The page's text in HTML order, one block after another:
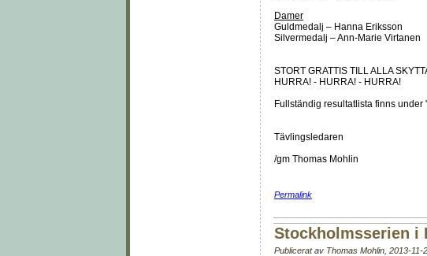
Damer
Guldmedalj – Hanna Eriksson
Silvermedalj – Ann-Marie Virtanen
STORT GRATTIS TILL ALLA
HURRA! - HURRA! - HURRA!
Fullständig resultatlista finns
Tävlingsledaren
/gm Thomas Mohlin
Permalink
Stockholmsserien i
Publicerat av Thomas Mohlin 2013-11-